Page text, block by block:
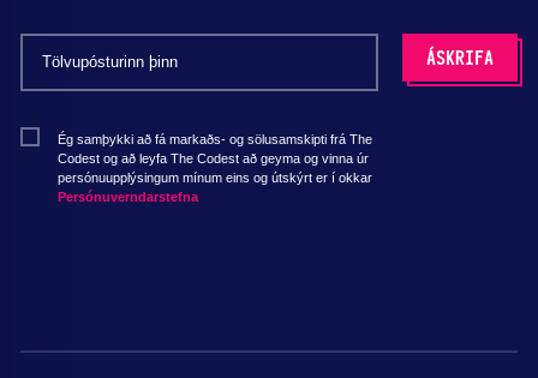
Ég samþykki að fá markaðs- og sölusamskipti frá The
Codest og að leyfa The Codest að geyma og vinna úr
persónuupplýsingum mínum eins og útskýrt er í okkar
Persónuverndarstefna